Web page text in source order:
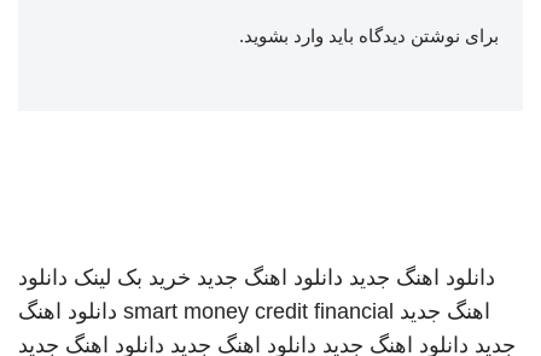
برای نوشتن دیدگاه باید وارد بشوید.
دانلود اهنگ جدید دانلود اهنگ جدید خرید بک لینک دانلود
اهنگ جدید smart money credit financial دانلود اهنگ
جدید دانلود اهنگ جدید دانلود اهنگ جدید دانلود اهنگ جدید